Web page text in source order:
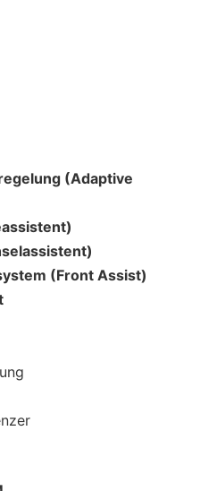
(Adaptive
(Front Assist)